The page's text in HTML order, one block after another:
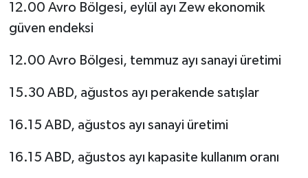
12.00 Avro Bölgesi, eylül ayı Zew ekonomik
güven endeksi
12.00 Avro Bölgesi, temmuz ayı sanayi üretimi
15.30 ABD, ağustos ayı perakende satışlar
16.15 ABD, ağustos ayı sanayi üretimi
16.15 ABD, ağustos ayı kapasite kullanım oranı